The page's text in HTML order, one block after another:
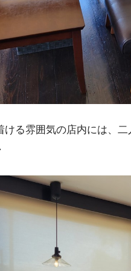
ける雰囲気の店内には、